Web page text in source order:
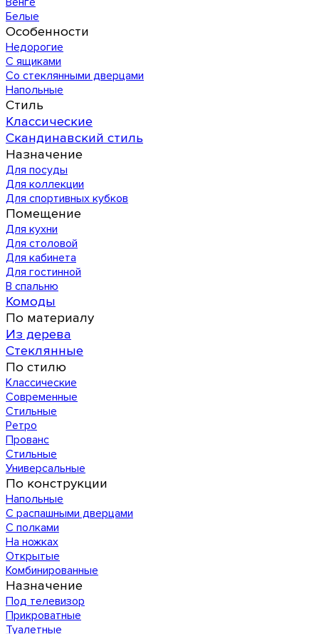
Белые
Особенности
Недорогие
С ящиками
Со стеклянными дверцами
Напольные
Стиль
Классические
Скандинавский стиль
Назначение
Для посуды
Для коллекции
Для спортивных кубков
Помещение
Для кухни
Для столовой
Для кабинета
Для гостинной
В спальню
Комоды
По материалу
Из дерева
Стеклянные
По стилю
Классические
Современные
Стильные
Ретро
Прованс
Стильные
Универсальные
По конструкции
Напольные
С распашными дверцами
С полками
На ножках
Открытые
Комбинированные
Назначение
Под телевизор
Прикроватные
Туалетные